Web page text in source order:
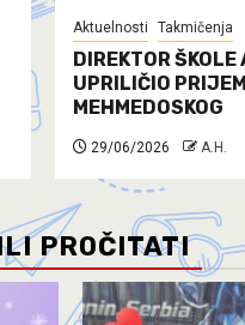
Aktuelnosti Takmičenja
DIREKTOR ŠKOLE
UPRILIČIO
MEHMEDOSKOG
29/06/2026 A.H.
PROČITATI